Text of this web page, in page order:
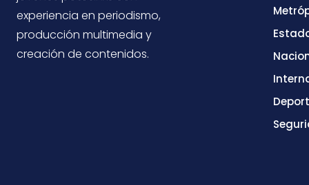
experiencia en periodismo,
producción multimedia y
creación de contenidos.